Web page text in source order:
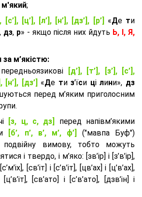
;
[с’], [ц’], [л’], [н’], [дз’], [р’]
«Де ти
дз, р» - якщо після них йдуть Ь, І, Я,
за м’якістю:
[д’], [т’], [з’], [с’],
[н’], [дз’] «Де тиз'їси цілини», дз
перед м’яким приголосним
[з, ц, с, дз]
перед напівм’якими
[б’, п’, в’, м’, ф’]
("мавпа Буф")
вимову, тобто можуть
і твердо, і м’яко: [зв’ір] і [з’в’ір],
[св’іт] і [с’в’іт], [цв’ах] і [ц’в’ах],
[ц’в’іт], [св’ато] і [с’в’ато], [дзв’iн] і